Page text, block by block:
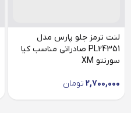
لنت ترمز جلو پارس مدل
PL24351 صادراتی مناسب کیا
سورنتو XM
2,700,000 تومان